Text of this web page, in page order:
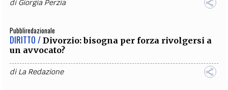
diGiorgia Perzia
Pubbliredazionale
DIRITTO / Divorzio: bisogna per forza rivolgersi a
un avvocato?
diLa Redazione